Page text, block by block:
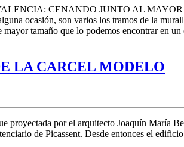
CENANDO JUNTO AL
ocasión, son varios los tramos de la
tamaño que lo podemos encontrar en
LA CARCEL MODELO
proyectada por el arquitecto Joaquín María
de Picassent. Desde entonces el